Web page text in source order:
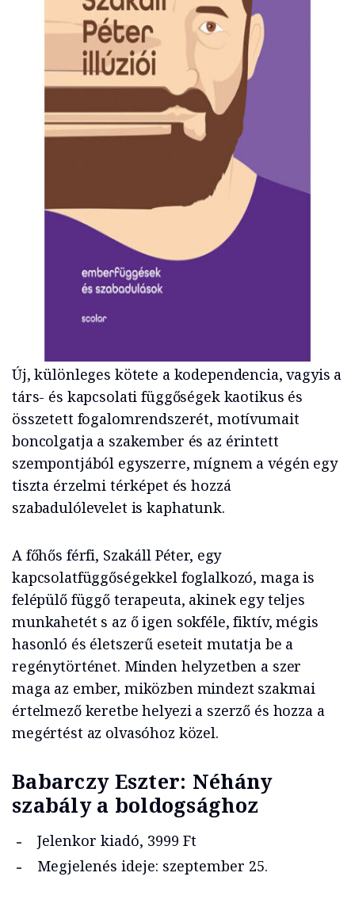
Új, különleges kötete a kodependencia, vagyis a
társ- és kapcsolati függőségek kaotikus és
összetett fogalomrendszerét, motívumait
boncolgatja a szakember és az érintett
szempontjából egyszerre, mígnem a végén egy
tiszta érzelmi térképet és hozzá
szabadulólevelet is kaphatunk.
A főhős férfi, Szakáll Péter, egy
kapcsolatfüggőségekkel foglalkozó, maga is
felépülő függő terapeuta, akinek egy teljes
munkahetét s az ő igen sokféle, fiktív, mégis
hasonló és életszerű eseteit mutatja be a
regénytörténet. Minden helyzetben a szer
maga az ember, miközben mindezt szakmai
értelmező keretbe helyezi a szerző és hozza a
megértést az olvasóhoz közel.
Babarczy Eszter: Néhány
szabály a boldogsághoz
Jelenkor kiadó, 3999 Ft
Megjelenés ideje: szeptember 25.